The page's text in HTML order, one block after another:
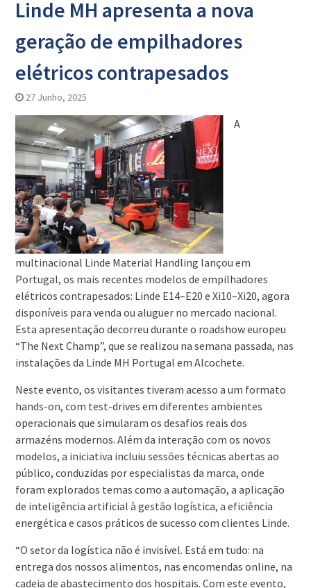
Linde MH apresenta a nova
geração de empilhadores
elétricos contrapesados
27 Junho, 2025
A
multinacional Linde Material Handling lançou em
Portugal, os mais recentes modelos de empilhadores
elétricos contrapesados: Linde E14–E20 e Xi10–Xi20, agora
disponíveis para venda ou aluguer no mercado nacional.
Esta apresentação decorreu durante o roadshow europeu
“The Next Champ”, que se realizou na semana passada, nas
instalações da Linde MH Portugal em Alcochete.
Neste evento, os visitantes tiveram acesso a um formato
hands-on, com test-drives em diferentes ambientes
operacionais que simularam os desafios reais dos
armazéns modernos. Além da interação com os novos
modelos, a iniciativa incluiu sessões técnicas abertas ao
público, conduzidas por especialistas da marca, onde
foram explorados temas como a automação, a aplicação
de inteligência artificial à gestão logística, a eficiência
energética e casos práticos de sucesso com clientes Linde.
“O setor da logística não é invisível. Está em tudo: na
entrega dos nossos alimentos, nas encomendas online, na
cadeia de abastecimento dos hospitais. Com este evento,